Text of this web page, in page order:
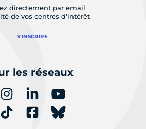
directement par email
de vos centres d'intérêt
S'INSCRIRE
les réseaux